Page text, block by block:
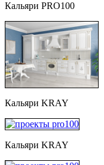
Кальяри PRO100
Кальяри KRAY
Кальяри KRAY